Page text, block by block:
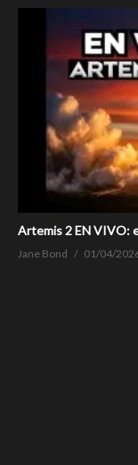
Artemis 2 EN VIVO:
Jane Bond 01/04/